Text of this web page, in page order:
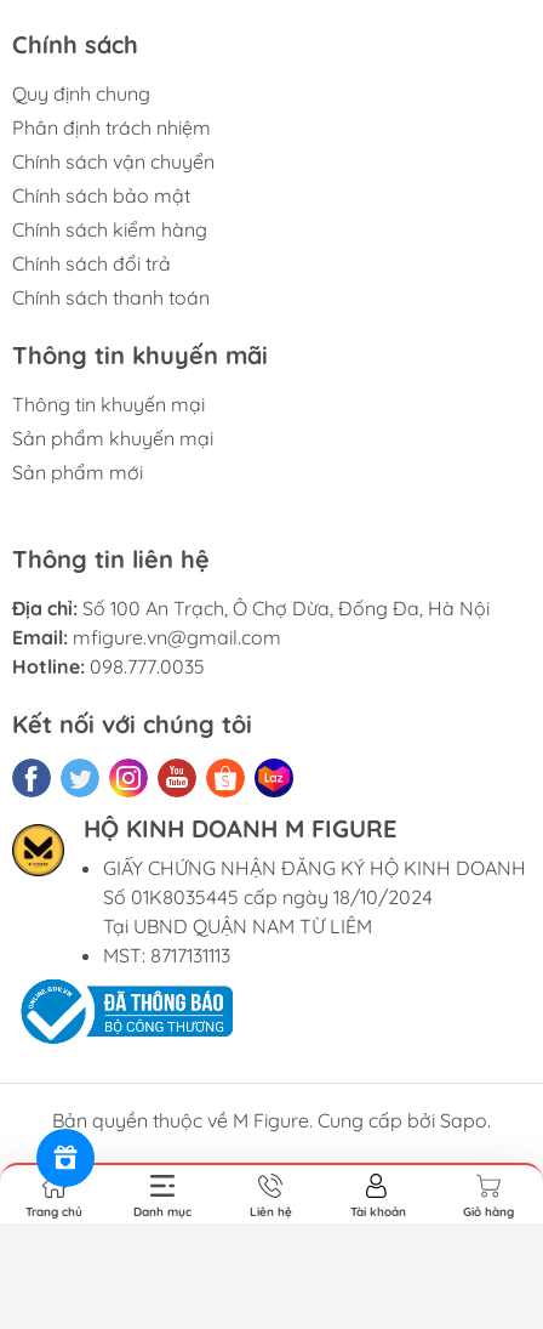
Chính sách
Quy định chung
Phân định trách nhiệm
Chính sách vận chuyển
Chính sách bảo mật
Chính sách kiểm hàng
Chính sách đổi trả
Chính sách thanh toán
Thông tin khuyến mãi
Thông tin khuyến mại
Sản phẩm khuyến mại
Sản phẩm mới
Thông tin liên hệ
Địa chỉ: Số 100 An Trạch, Ô Chợ Dừa, Đống Đa, Hà Nội
Email: mfigure.vn@gmail.com
Hotline: 098.777.0035
Kết nối với chúng tôi
HỘ KINH DOANH M FIGURE
GIẤY CHỨNG NHẬN ĐĂNG KÝ HỘ KINH DOANH
Số 01K8035445 cấp ngày 18/10/2024
Tại UBND QUẬN NAM TỪ LIÊM
MST: 8717131113
Bản quyền thuộc về M Figure. Cung cấp bởi Sapo.
Trang chủ Danh mục Liên hệ Tài khoản Giỏ hàng